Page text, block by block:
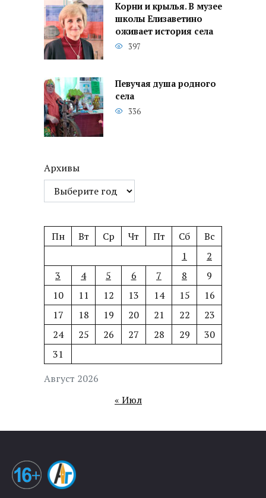
Корни и крылья. В музее
школы Елизаветино
оживает история села
397
Певучая душа родного
села
336
Архивы
Август 2026
Пн Вт Ср Чт Пт Сб
Вс
1
2
3
4 5 6 7 8
9
10
11 12 13 14 15
16
17
18 19 20 21 22
23
24
25 26 27 28 29
30
31
« Июл